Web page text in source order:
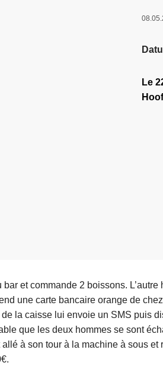
Le
bar et commande 2 boissons.
une carte bancaire orange de
de la caisse lui envoie un SMS puis
que les deux hommes se sont
à son tour à la machine à sous et